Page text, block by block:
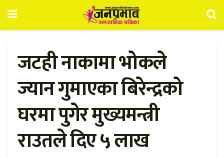
जटही नाकामा भोकले
ज्यान गुमाएका बिरेन्द्रको
घरमा पुगेर मुख्यमन्त्री
राउतले दिए ५ लाख